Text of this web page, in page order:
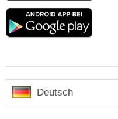
Google
Deutsch